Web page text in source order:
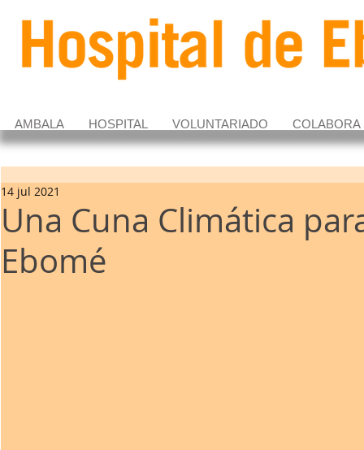
AMBALA HOSPITAL VOLUNTARIADO COLABORA
Una Cuna Climática
Ebomé
14 jul 2021